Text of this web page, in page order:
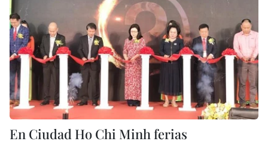
En Ciudad Ho Chi Minh ferias